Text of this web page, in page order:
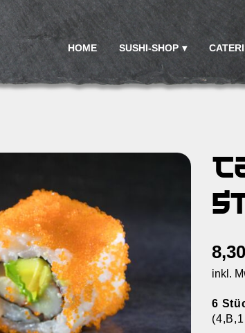
HOME SUSHI-SHOP
8,30
inkl.
6